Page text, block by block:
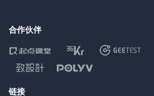
合作伙伴
链接